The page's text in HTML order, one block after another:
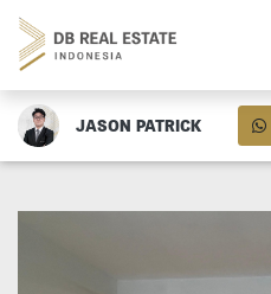
JASON PATRICK